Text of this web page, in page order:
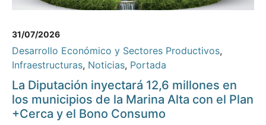
31/07/2026
Desarrollo Económico y Sectores Productivos,
Infraestructuras, Noticias, Portada
La Diputación inyectará 12,6 millones en
los municipios de la Marina Alta con el Plan
+Cerca y el Bono Consumo